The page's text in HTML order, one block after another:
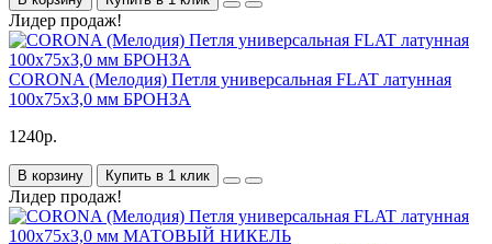
Лидер продаж!
CORONA (Мелодия) Петля универсальная FLAT латунная
100х75хЗ,0 мм БРОНЗА
1240р.
В корзину Купить в 1 клик
Лидер продаж!